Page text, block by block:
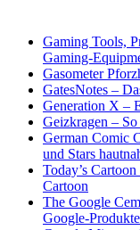
Gaming Tools,
Gaming-
Gasometer
GatesNotes –
Generation X –
Geizkragen –
German Comic
und Stars
Today’s
Cartoon
The Google
Google-Produkte